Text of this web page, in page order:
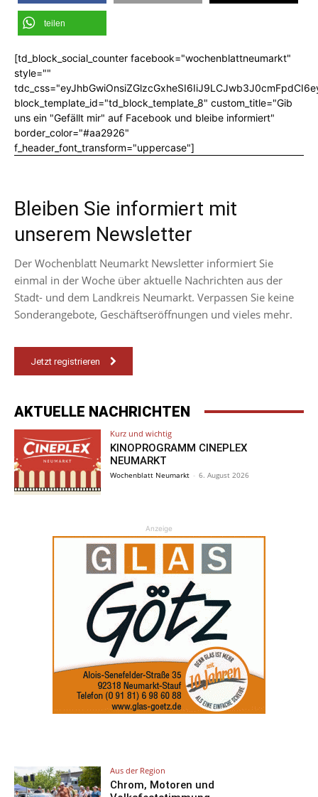
teilen
[td_block_social_counter facebook="wochenblattneumarkt"
style=""
block_template_id="td_block_template_8" custom_title="Gib
uns ein "Gefällt mir" auf Facebook und bleibe informiert"
border_color="#aa2926"
f_header_font_transform="uppercase"]
Bleiben Sie informiert mit
unserem Newsletter
Der Wochenblatt Neumarkt Newsletter informiert Sie
einmal in der Woche über aktuelle Nachrichten aus der
Stadt- und dem Landkreis Neumarkt. Verpassen Sie keine
Sonderangebote, Geschäftseröffnungen und vieles mehr.
Jetzt registrieren
AKTUELLE NACHRICHTEN
Kurz und wichtig
KINOPROGRAMM CINEPLEX
NEUMARKT
Wochenblatt Neumarkt - 6. August 2026
Anzeige
Aus der Region
Chrom, Motoren und